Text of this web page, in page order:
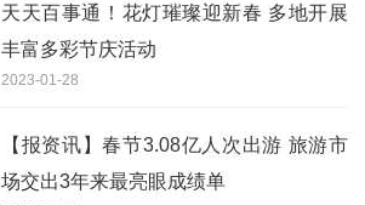
天天百事通！花灯璀璨迎新春 多地开展
丰富多彩节庆活动
2023-01-28
【报资讯】春节3.08亿人次出游 旅游市
场交出3年来最亮眼成绩单